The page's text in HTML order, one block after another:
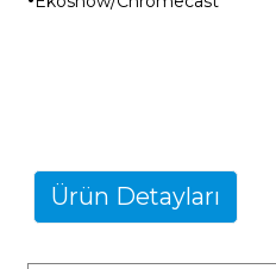
Ürün Detayları